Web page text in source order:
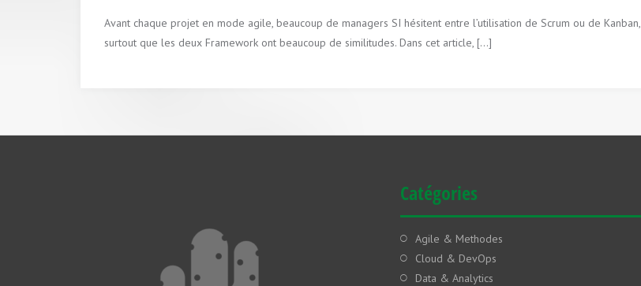
Avant chaque projet en mode agile, beaucoup de managers SI hésitent entre l’utilisation de Scrum ou de Kanban,
surtout que les deux Framework ont beaucoup de similitudes. Dans cet article, […]
Catégories
Agile & Methodes
Cloud & DevOps
Data & Analytics